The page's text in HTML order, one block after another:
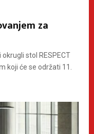
za
stol RESPECT
koji će se održati 11.